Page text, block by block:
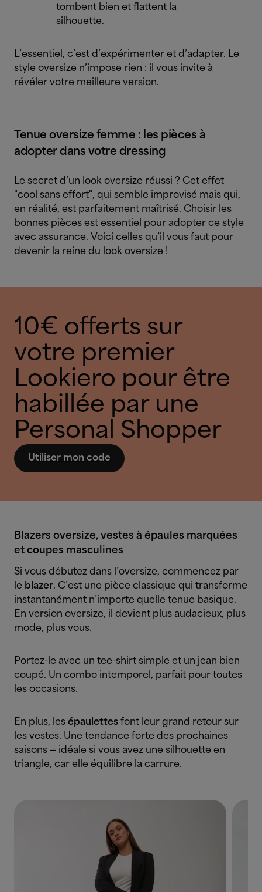
tombent bien et flattent la
silhouette.
L’essentiel, c’est d’expérimenter et d’adapter. Le
style oversize n’impose rien : il vous invite à
révéler votre meilleure version.
Tenue oversize femme : les pièces à
adopter dans votre dressing
Le secret d’un look oversize réussi ? Cet effet
"cool sans effort", qui semble improvisé mais qui,
en réalité, est parfaitement maîtrisé. Choisir les
bonnes pièces est essentiel pour adopter ce style
avec assurance. Voici celles qu’il vous faut pour
devenir la reine du look oversize !
10€ offerts sur
votre premier
Lookiero pour être
habillée par une
Personal Shopper
Utiliser mon code
Blazers oversize, vestes à épaules marquées
et coupes masculines
Si vous débutez dans l’oversize, commencez par
le blazer. C’est une pièce classique qui transforme
instantanément n’importe quelle tenue basique.
En version oversize, il devient plus audacieux, plus
mode, plus vous.
Portez-le avec un tee-shirt simple et un jean bien
coupé. Un combo intemporel, parfait pour toutes
les occasions.
En plus, les épaulettes font leur grand retour sur
les vestes. Une tendance forte des prochaines
saisons — idéale si vous avez une silhouette en
triangle, car elle équilibre la carrure.